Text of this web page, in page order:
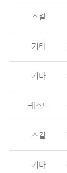
스킬
기타
기타
퀘스트
스킬
기타